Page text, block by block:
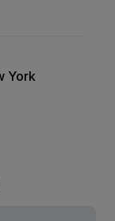
York